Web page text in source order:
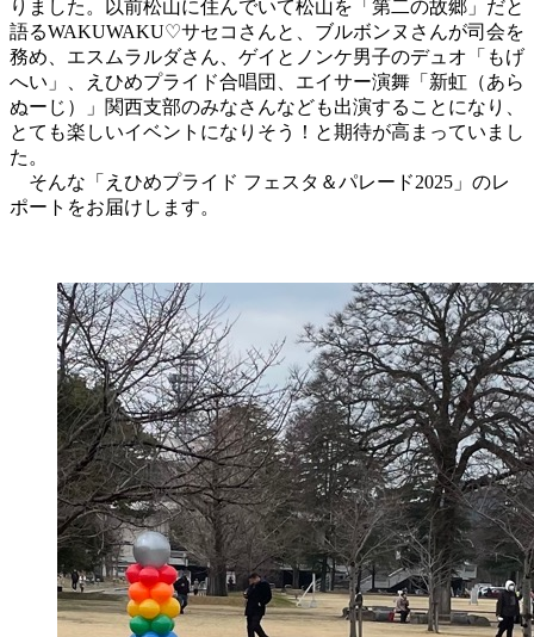
りました。以前松山に住んでいて松山を「第二の故郷」だと
語るWAKUWAKU♡サセコさんと、ブルボンヌさんが司会を
務め、エスムラルダさん、ゲイとノンケ男子のデュオ「もげ
へい」、えひめプライド合唱団、エイサー演舞「新虹（あら
ぬーじ）」関西支部のみなさんなども出演することになり、
とても楽しいイベントになりそう！と期待が高まっていまし
た。
そんな「えひめプライド フェスタ＆パレード2025」のレ
ポートをお届けします。